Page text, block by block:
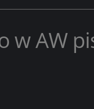
w AW